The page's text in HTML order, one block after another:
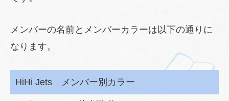
メンバーの名前とメンバーカラーは以下の通りに
なります。
HiHi Jets メンバー別カラー